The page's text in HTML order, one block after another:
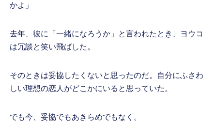
かよ」
去年、彼に「一緒になろうか」と言われたとき、ヨウコ
は冗談と笑い飛ばした。
そのときは妥協したくないと思ったのだ。自分にふさわ
しい理想の恋人がどこかにいると思っていた。
でも今、妥協でもあきらめでもなく。